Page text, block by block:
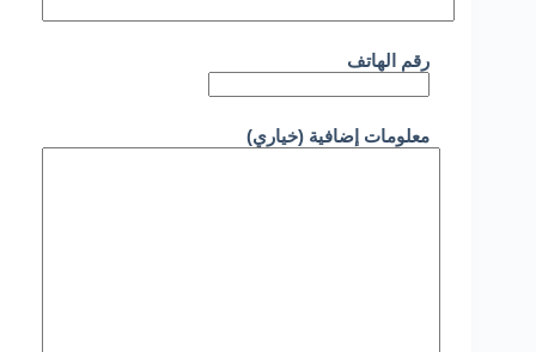
رقم الهاتف
معلومات إضافية (خياري)